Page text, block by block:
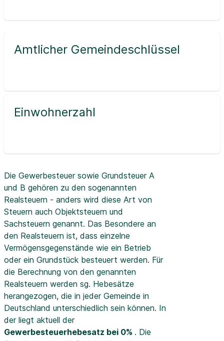
Amtlicher Gemeindeschlüssel
Einwohnerzahl
Die Gewerbesteuer sowie Grundsteuer A
und B gehören zu den sogenannten
Realsteuern - anders wird diese Art von
Steuern auch Objektsteuern und
Sachsteuern genannt. Das Besondere an
den Realsteuern ist, dass einzelne
Vermögensgegenstände wie ein Betrieb
oder ein Grundstück besteuert werden. Für
die Berechnung von den genannten
Realsteuern werden sg. Hebesätze
herangezogen, die in jeder Gemeinde in
Deutschland unterschiedlich sein können. In
der liegt aktuell der
Gewerbesteuerhebesatz bei 0% . Die